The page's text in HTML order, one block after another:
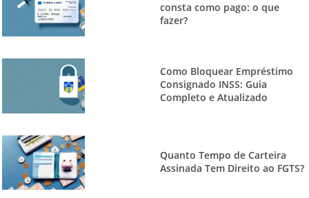
consta como pago: o que
fazer?
Como Bloquear Empréstimo
Consignado INSS: Guia
Completo e Atualizado
Quanto Tempo de Carteira
Assinada Tem Direito ao FGTS?